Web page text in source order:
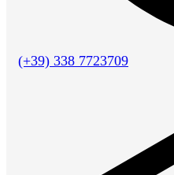
(+39) 338 7723709